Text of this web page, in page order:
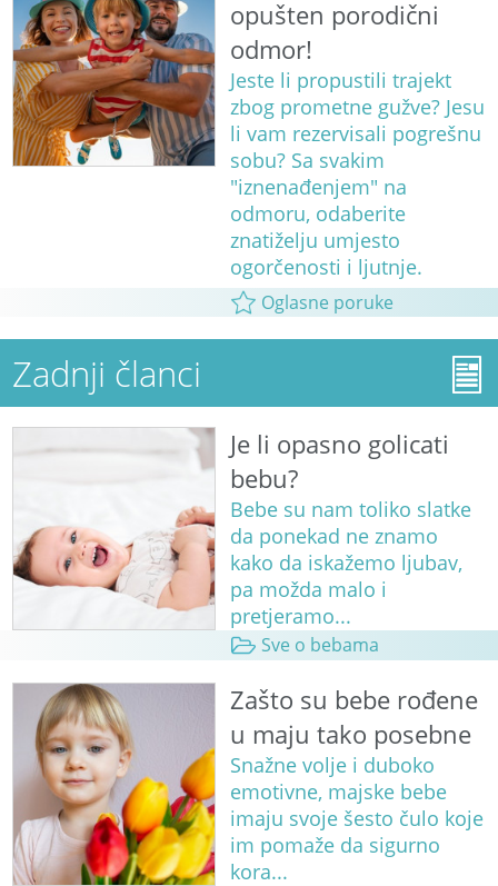
opušten porodični
odmor!
Jeste li propustili trajekt
zbog prometne gužve? Jesu
li vam rezervisali pogrešnu
sobu? Sa svakim
"iznenađenjem" na
odmoru, odaberite
znatiželju umjesto
ogorčenosti i ljutnje.
Oglasne poruke
Zadnji članci
Je li opasno golicati
bebu?
Bebe su nam toliko slatke
da ponekad ne znamo
kako da iskažemo ljubav,
pa možda malo i
pretjeramo...
Sve o bebama
Zašto su bebe rođene
u maju tako posebne
Snažne volje i duboko
emotivne, majske bebe
imaju svoje šesto čulo koje
im pomaže da sigurno
kora...